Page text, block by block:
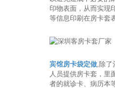
印物表面，从而实现
等信息印刷在房卡套
宾馆房卡袋定做,除了
人员提供房卡套，里
者的就诊卡、病历本